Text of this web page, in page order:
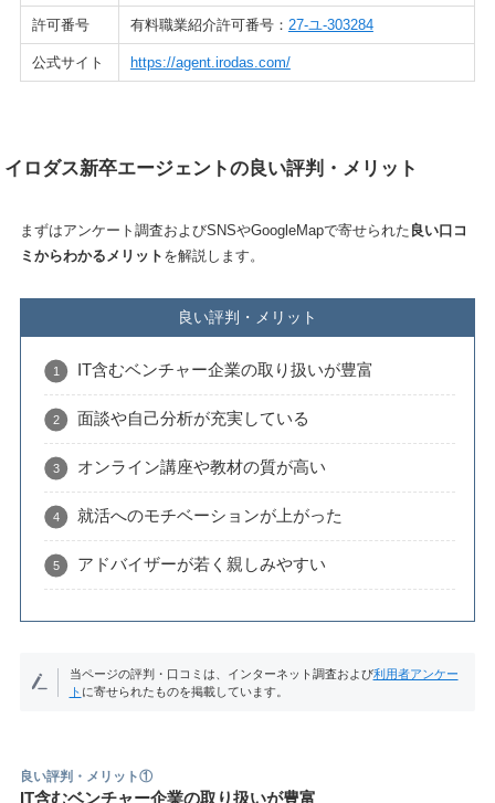
許可番号 有料職業紹介許可番号： 27-ユ-303284
公式サイト https://agent.irodas.com/
イロダス新卒エージェントの良い評判・メリット
まずはアンケート調査およびSNSやGoogleMapで寄せられた 良い口コ
ミからわかるメリット を解説します。
良い評判・メリット
IT含むベンチャー企業の取り扱いが豊富
面談や自己分析が充実している
オンライン講座や教材の質が高い
就活へのモチベーションが上がった
アドバイザーが若く親しみやすい
当ページの評判・口コミは、インターネット調査および利用者アンケー
ト に寄せられたものを掲載しています。
良い評判・メリット①
IT含むベンチャー企業の取り扱いが豊富